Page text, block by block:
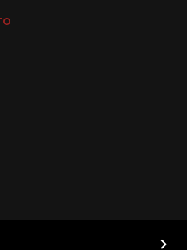
keyboard_arrow_right